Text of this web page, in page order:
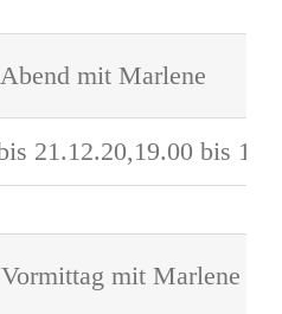
mit Marlene
21.12.20,19.00 bis
mit Marlene